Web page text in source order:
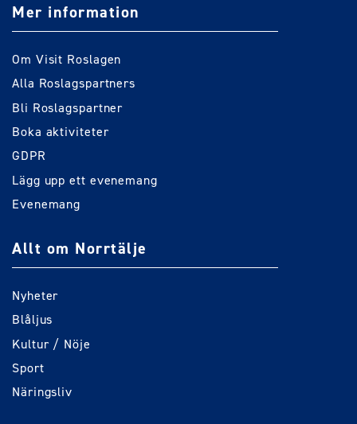
Mer information
Om Visit Roslagen
Alla Roslagspartners
Bli Roslagspartner
Boka aktiviteter
GDPR
Lägg upp ett evenemang
Evenemang
Allt om Norrtälje
Nyheter
Blåljus
Kultur / Nöje
Sport
Näringsliv